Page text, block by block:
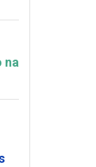
na